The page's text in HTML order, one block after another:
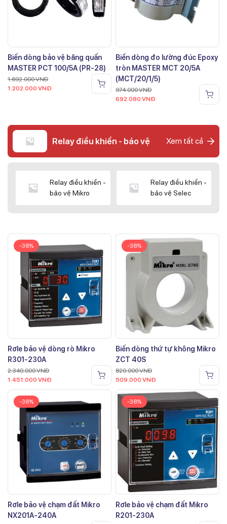
Biến dòng bảo vệ băng quấn
MASTER PCT 100/5A (PR-28)
1.692.000VNĐ
1.202.000 VNĐ
Biến dòng đo lường đúc Epoxy
tròn MASTER MCT 20/5A
(MCT/20/1/5)
974.000VNĐ
692.080 VNĐ
Relay điều khiển - bảo vệ Xem tất cả
Relay điều khiển -
bảo vệ Mikro
Relay điều khiển -
bảo vệ Selec
-38%
Rơle bảo vệ dòng rò Mikro
R301-230A
2.340.000VNĐ
1.451.000 VNĐ
-38%
Biến dòng thứ tự không Mikro
ZCT 40S
820.000VNĐ
509.000 VNĐ
-38%
Rơle bảo vệ chạm đất Mikro
NX201A-240A
-38%
Rơle bảo vệ chạm đất Mikro
R201-230A